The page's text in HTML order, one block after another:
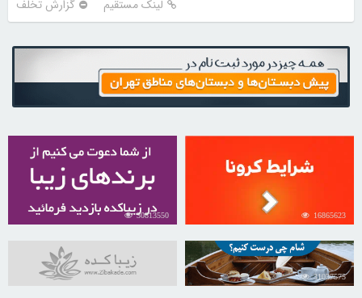
لینک مستقیم گزارش تخلف
16865623
30813550
31037575